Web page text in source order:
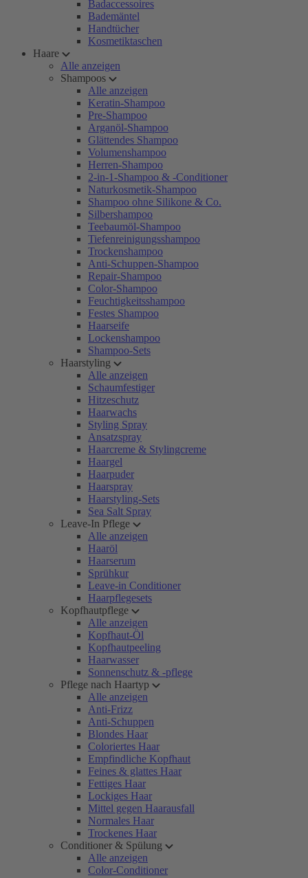
Badaccessoires
Bademäntel
Handtücher
Kosmetiktaschen
Haare
Alle anzeigen
Shampoos
Alle anzeigen
Keratin-Shampoo
Pre-Shampoo
Arganöl-Shampoo
Glättendes Shampoo
Volumenshampoo
Herren-Shampoo
2-in-1-Shampoo & -Conditioner
Naturkosmetik-Shampoo
Shampoo ohne Silikone & Co.
Silbershampoo
Teebaumöl-Shampoo
Tiefenreinigungsshampoo
Trockenshampoo
Anti-Schuppen-Shampoo
Repair-Shampoo
Color-Shampoo
Feuchtigkeitsshampoo
Festes Shampoo
Haarseife
Lockenshampoo
Shampoo-Sets
Haarstyling
Alle anzeigen
Schaumfestiger
Hitzeschutz
Haarwachs
Styling Spray
Ansatzspray
Haarcreme & Stylingcreme
Haargel
Haarpuder
Haarspray
Haarstyling-Sets
Sea Salt Spray
Leave-In Pflege
Alle anzeigen
Haaröl
Haarserum
Sprühkur
Leave-in Conditioner
Haarpflegesets
Kopfhautpflege
Alle anzeigen
Kopfhaut-Öl
Kopfhautpeeling
Haarwasser
Sonnenschutz & -pflege
Pflege nach Haartyp
Alle anzeigen
Anti-Frizz
Anti-Schuppen
Blondes Haar
Coloriertes Haar
Empfindliche Kopfhaut
Feines & glattes Haar
Fettiges Haar
Lockiges Haar
Mittel gegen Haarausfall
Normales Haar
Trockenes Haar
Conditioner & Spülung
Alle anzeigen
Color-Conditioner